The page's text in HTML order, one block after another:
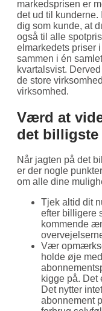
markedsprisen er
det ud til kunderne.
dig som kunde, at
også til alle
elmarkedets priser
sammen i én
kvartalsvist.
de store
virksomhed.
Værd at
det billigste
Når jagten på det
er der nogle
om alle dine
Tjek altid dit
efter billigere
kommende
Vær
holde øje
kigge på. Det
Det nytter
abonnement